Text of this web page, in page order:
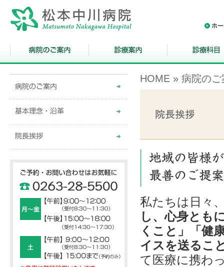
HOME » 病院のご
私たちは日々
し、心身とも
くこと」
「健
イスを送るこ
て医療に携わ